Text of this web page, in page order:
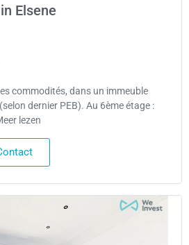
Elsene
commodités, dans un immeuble
dernier PEB). Au 6ème étage :
lezen